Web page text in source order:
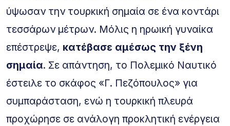
ύψωσαν την τουρκική σημαία σε ένα κοντάρι
τεσσάρων μέτρων. Μόλις η ηρωική γυναίκα
επέστρεψε, κατέβασε αμέσως την ξένη
σημαία. Σε απάντηση, το Πολεμικό Ναυτικό
έστειλε το σκάφος «Γ. Πεζόπουλος» για
συμπαράσταση, ενώ η τουρκική πλευρά
προχώρησε σε ανάλογη προκλητική ενέργεια